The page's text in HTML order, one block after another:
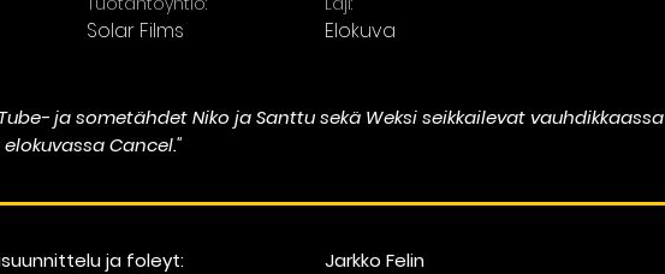
Solar Films Elokuva
ja sometähdet Niko ja Santtu sekä Weksi seikkailevat vauhdikkaassa
Cancel."
ja foleyt:
Jarkko Felin